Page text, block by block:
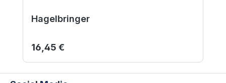
Hagelbringer
Regulärer Preis:
16,45 €